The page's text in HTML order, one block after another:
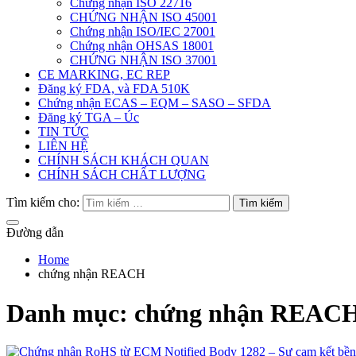
Chứng nhận ISO 22716
CHỨNG NHẬN ISO 45001
Chứng nhận ISO/IEC 27001
Chứng nhận OHSAS 18001
CHỨNG NHẬN ISO 37001
CE MARKING, EC REP
Đăng ký FDA, và FDA 510K
Chứng nhận ECAS – EQM – SASO – SFDA
Đăng ký TGA – Úc
TIN TỨC
LIÊN HỆ
CHÍNH SÁCH KHÁCH QUAN
CHÍNH SÁCH CHẤT LƯỢNG
Tìm kiếm cho:
Đường dẫn
Home
chứng nhận REACH
Danh mục: chứng nhận